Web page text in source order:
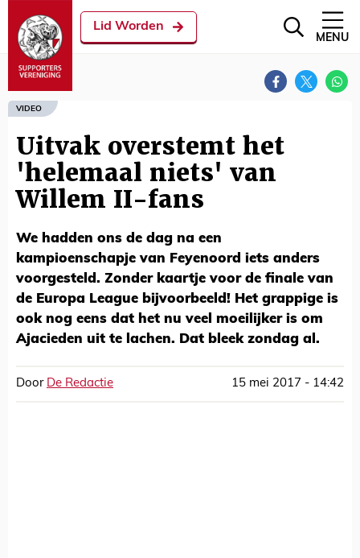
Lid Worden
MENU
VIDEO
Uitvak overstemt het
'helemaal niets' van
Willem II-fans
We hadden ons de dag na een
kampioenschapje van Feyenoord iets anders
voorgesteld. Zonder kaartje voor de finale van
de Europa League bijvoorbeeld! Het grappige is
ook nog eens dat het nu veel moeilijker is om
Ajacieden uit te lachen. Dat bleek zondag al.
Door De Redactie 15 mei 2017 - 14:42